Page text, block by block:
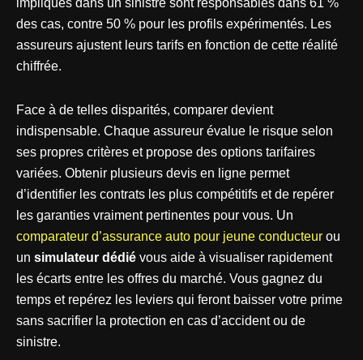
des cas, contre 50 % pour les profils expérimentés. Les
assureurs ajustent leurs tarifs en fonction de cette réalité
chiffrée.
Face à de telles disparités, comparer devient
indispensable. Chaque assureur évalue le risque selon
ses propres critères et propose des options tarifaires
variées. Obtenir plusieurs devis en ligne permet
d’identifier les contrats les plus compétitifs et de repérer
les garanties vraiment pertinentes pour vous. Un
comparateur d’assurance auto pour jeune conducteur ou
un simulateur dédié vous aide à visualiser rapidement
les écarts entre les offres du marché. Vous gagnez du
temps et repérez les leviers qui feront baisser votre prime
sans sacrifier la protection en cas d’accident ou de
sinistre.